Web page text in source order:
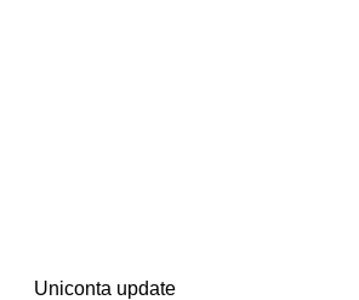
Uniconta update